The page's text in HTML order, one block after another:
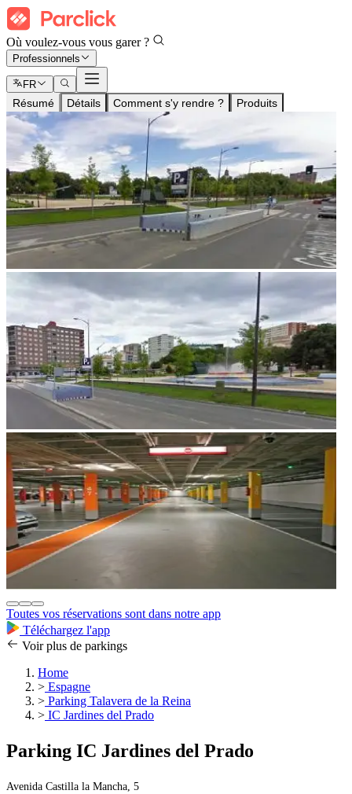
Où voulez-vous vous garer ?
Professionnels
FR
Résumé Détails Comment s'y rendre ? Produits
Toutes vos réservations sont dans notre app
Téléchargez l'app
Voir plus de parkings
Home
> Espagne
> Parking Talavera de la Reina
> IC Jardines del Prado
Parking IC Jardines del Prado
Avenida Castilla la Mancha, 5